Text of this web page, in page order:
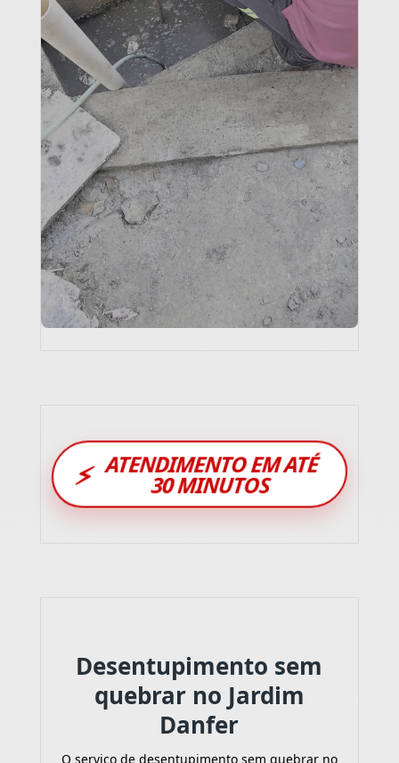
⚡ ATENDIMENTO EM ATÉ
30 MINUTOS
Desentupimento sem
quebrar no Jardim
Danfer
O serviço de desentupimento sem quebrar no